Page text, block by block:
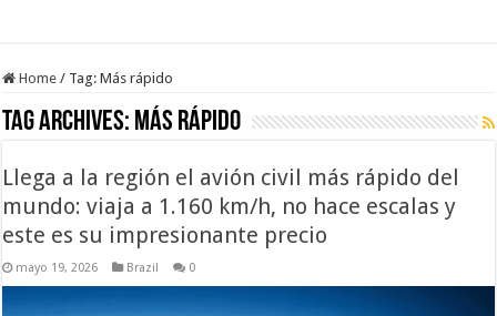
Home / Tag:Más rápido
Tag Archives: Más rápido
Llega a la región el avión civil más rápido del
mundo: viaja a 1.160 km/h, no hace escalas y
este es su impresionante precio
mayo 19, 2026 Brazil 0